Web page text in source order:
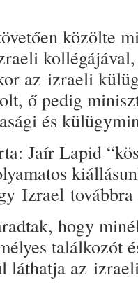
közölte
az izraeli
ő pedig
és
Jaír Lapid
Izrael
hogy
találkozót
láthatja az